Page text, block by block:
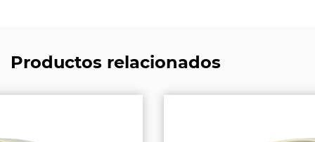
Productos relacionados